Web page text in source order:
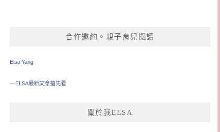
合作邀約。親子育兒閱讀
Elsa Yang
一ELSA最新文章搶先看
關於我ELSA